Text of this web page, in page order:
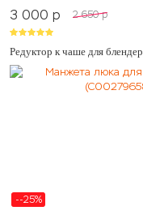
3 000 p 2 650 p
Редуктор к чаше для
--25%